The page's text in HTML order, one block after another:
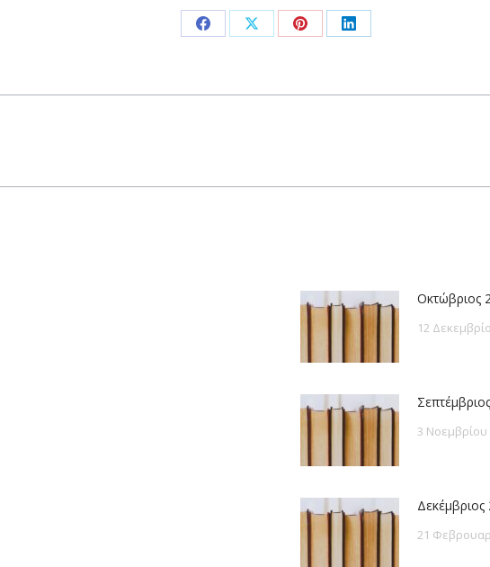
Share
Facebook
Share
X
Share
Pinterest
Share
LinkedIn
Οκτώβριος
12
3 Νοεμβρίου
Δεκέμβριος
21